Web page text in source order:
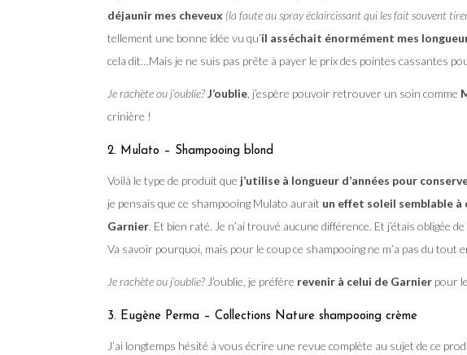
déjaunir mes cheveux (la faute au spray éclaircissant qui les fait souvent
tellement une bonne idée vu qu’il asséchait énormément mes
cela dit…Mais je ne suis pas prête à payer le prix des pointes cassantes
Je rachète ou j’oublie?J’oublie , j’espère pouvoir retrouver un soin comme
crinière !
2. Mulato – Shampooing blond
Voilà le type de produit que j’utilise à longueur d’années pour
je pensais que ce shampooing Mulato aurait un effet soleil semblable à
Garnier. Et bien raté. Je n’ai trouvé aucune différence. Et j’étais obligée
Va savoir pourquoi, mais pour le coup ce shampooing ne m’a pas du tout
Je rachète ou j’oublie? J’oublie, je préfère revenir à celui de Garnier pour
3. Eugène Perma – Collections Nature shampooing crème
J’ai longtemps hésité à vous écrire une revue complète au sujet de ce